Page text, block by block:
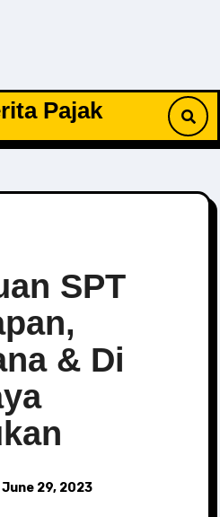
Pajak
SPT
& Di
June 29, 2023